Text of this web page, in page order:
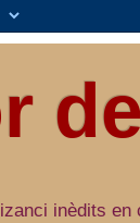
inèdits en